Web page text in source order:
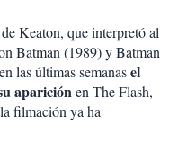
Keaton, que interpretó al
Batman (1989) y Batman
las últimas semanasel
apariciónen The Flash,
filmación ya ha